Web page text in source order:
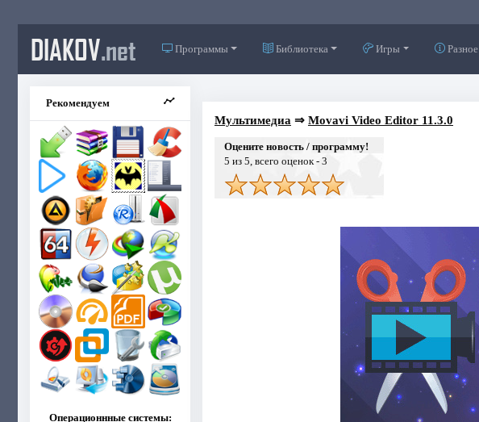
DIAKOV.net Программы Библиотека Игры Разное
Рекомендуем
Операционнные системы:
Мультимедиа ⇒ Movavi Video Editor 11.3.0
Оцените новость / программу!
5 из 5, всего оценок - 3